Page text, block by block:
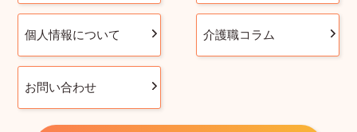
個人情報について 介護職コラム
お問い合わせ